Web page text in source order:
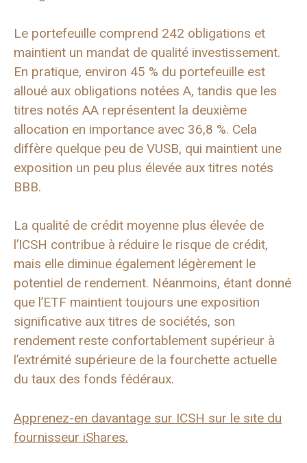
Le portefeuille comprend 242 obligations et
maintient un mandat de qualité investissement.
En pratique, environ 45 % du portefeuille est
alloué aux obligations notées A, tandis que les
titres notés AA représentent la deuxième
allocation en importance avec 36,8 %. Cela
diffère quelque peu de VUSB, qui maintient une
exposition un peu plus élevée aux titres notés
BBB.
La qualité de crédit moyenne plus élevée de
l’ICSH contribue à réduire le risque de crédit,
mais elle diminue également légèrement le
potentiel de rendement. Néanmoins, étant donné
que l’ETF maintient toujours une exposition
significative aux titres de sociétés, son
rendement reste confortablement supérieur à
l’extrémité supérieure de la fourchette actuelle
du taux des fonds fédéraux.
Apprenez-en davantage sur ICSH sur le site du
fournisseur iShares.